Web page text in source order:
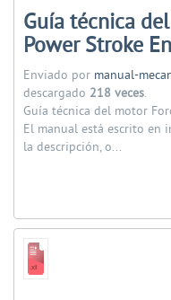
Guía técnica
Power Stroke
Enviado por manual-
descargado 218 veces.
Guía técnica del motor
El manual está escrito en
la descripción, o...